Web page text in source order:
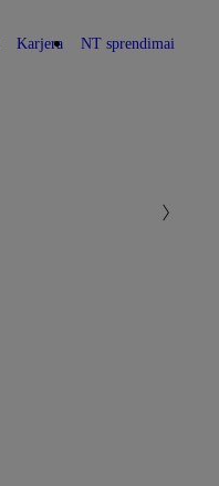
Karjera NT sprendimai